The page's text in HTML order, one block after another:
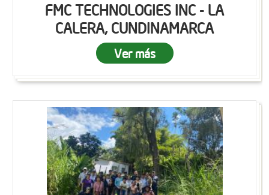
FMC TECHNOLOGIES INC - LA
CALERA, CUNDINAMARCA
Ver más